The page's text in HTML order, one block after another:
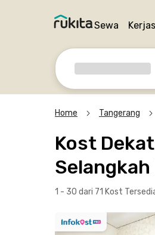
Sewa
Home Tangerang
Kost
Selangkah
1 - 30 dari 71 Kost